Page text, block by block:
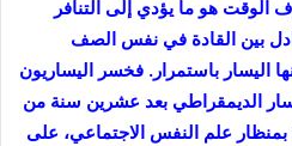
هو ما يؤدي إلى التنافر
بين القادة في نفس الصف
اليسار باستمرار. فخسر اليساريون
الديمقراطي بعد عشرين سنة من
بمنظار علم النفس الاجتماعي، على